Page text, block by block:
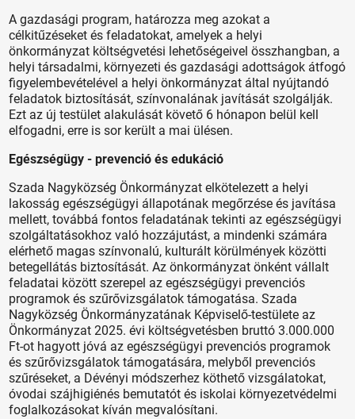
A gazdasági program, határozza meg azokat a
célkitűzéseket és feladatokat, amelyek a helyi
önkormányzat költségvetési lehetőségeivel összhangban, a
helyi társadalmi, környezeti és gazdasági adottságok átfogó
figyelembevételével a helyi önkormányzat által nyújtandó
feladatok biztosítását, színvonalának javítását szolgálják.
Ezt az új testület alakulását követő 6 hónapon belül kell
elfogadni, erre is sor került a mai ülésen.
Egészségügy - prevenció és edukáció
Szada Nagyközség Önkormányzat elkötelezett a helyi
lakosság egészségügyi állapotának megőrzése és javítása
mellett, továbbá fontos feladatának tekinti az egészségügyi
szolgáltatásokhoz való hozzájutást, a mindenki számára
elérhető magas színvonalú, kulturált körülmények közötti
betegellátás biztosítását. Az önkormányzat önként vállalt
feladatai között szerepel az egészségügyi prevenciós
programok és szűrővizsgálatok támogatása. Szada
Nagyközség Önkormányzatának Képviselő-testülete az
Önkormányzat 2025. évi költségvetésben bruttó 3.000.000
Ft-ot hagyott jóvá az egészségügyi prevenciós programok
és szűrővizsgálatok támogatására, melyből prevenciós
szűréseket, a Dévényi módszerhez köthető vizsgálatokat,
óvodai szájhigiénés bemutatót és iskolai környezetvédelmi
foglalkozásokat kíván megvalósítani.